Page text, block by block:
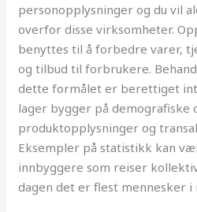
personopplysninger og du vil
overfor disse virksomheter.
benyttes til å forbedre varer,
og tilbud til forbrukere.
dette formålet er berettiget
lager bygger på demografiske
produktopplysninger og
Eksempler på statistikk kan
innbyggere som reiser
dagen det er flest mennesker i